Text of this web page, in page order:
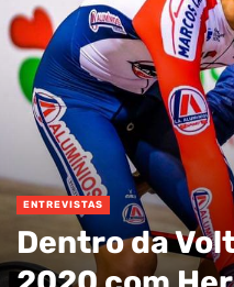
ENTREVISTAS
Dentro da